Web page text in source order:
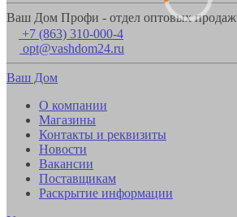
Ваш Дом Профи - отдел оптовых продаж
+7 (863) 310-000-4
opt@vashdom24.ru
Ваш Дом
О компании
Магазины
Контакты и реквизиты
Новости
Вакансии
Поставщикам
Раскрытие информации